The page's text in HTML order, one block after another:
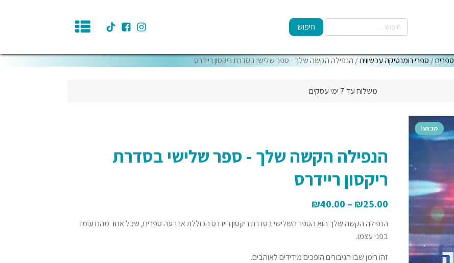
ספרים/ ספרי רומנטיקה עכשווית/ הנפילה הקשה שלך - ספר שלישי בסדרת ריקסון ריידרס
משלוח עד 7 ימי עסקים
מבצע!
הנפילה הקשה שלך - ספר שלישי בסדרת
ריקסון ריידרס
₪25.00
–
₪40.00
הנפילה הקשה שלך הוא הספר השלישי בסדרת ריקסון ריידרס הכוללת ארבעה ספרים, שכל אחד מהם עומד
בפני עצמו.
זהו רומן שבו הגיבורים הופכים מידידים לאוהבים.